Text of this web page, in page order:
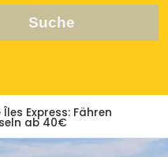
Suche
Express: Fähren
ab 40€